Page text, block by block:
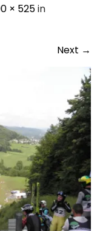
× 525in
Next →